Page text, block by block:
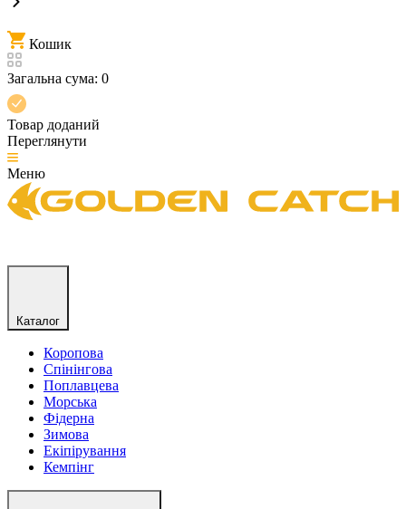
Кошик
Загальна сума: 0
Товар доданий
Переглянути
Меню
Каталог
Коропова
Спінінгова
Поплавцева
Морська
Фідерна
Зимова
Екіпірування
Кемпінг